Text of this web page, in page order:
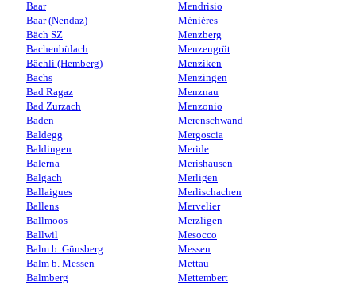
Baar
Baar (Nendaz)
Bäch SZ
Bachenbülach
Bächli (Hemberg)
Bachs
Bad Ragaz
Bad Zurzach
Baden
Baldegg
Baldingen
Balerna
Balgach
Ballaigues
Ballens
Ballmoos
Ballwil
Balm b. Günsberg
Balm b. Messen
Balmberg
Mendrisio
Ménières
Menzberg
Menzengrüt
Menziken
Menzingen
Menznau
Menzonio
Merenschwand
Mergoscia
Meride
Merishausen
Merligen
Merlischachen
Mervelier
Merzligen
Mesocco
Messen
Mettau
Mettembert